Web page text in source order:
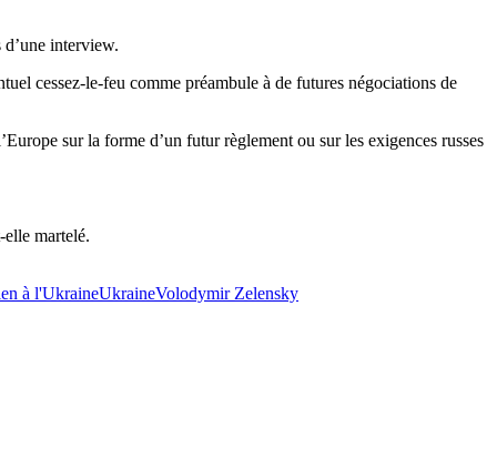
interview.
cessez-le-feu comme préambule à de futures négociations de
sur la forme d’un futur règlement ou sur les exigences russes
elle martelé.
à l'UkraineUkraineVolodymir Zelensky